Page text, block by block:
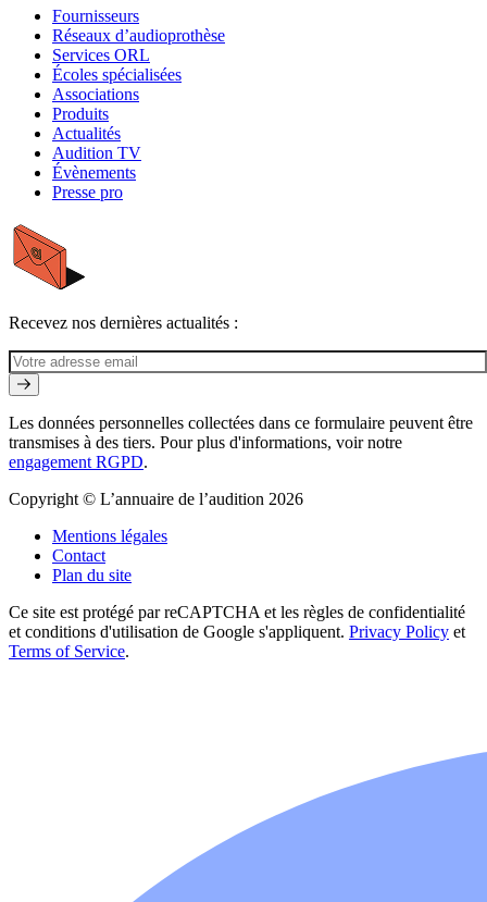
Fournisseurs
Réseaux d’audioprothèse
Services ORL
Écoles spécialisées
Associations
Produits
Actualités
Audition TV
Évènements
Presse pro
Recevez nos dernières actualités :
Les données personnelles collectées dans ce formulaire peuvent être
transmises à des tiers. Pour plus d'informations, voir notre
engagement RGPD.
Copyright © L’annuaire de l’audition 2026
Mentions légales
Contact
Plan du site
Ce site est protégé par reCAPTCHA et les règles de confidentialité
et conditions d'utilisation de Google s'appliquent. Privacy Policy et
Terms of Service.